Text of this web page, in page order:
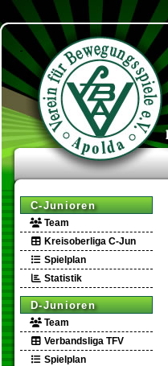
C-Junioren
Team
Kreisoberliga C-Jun
Spielplan
Statistik
D-Junioren
Team
Verbandsliga TFV
Spielplan